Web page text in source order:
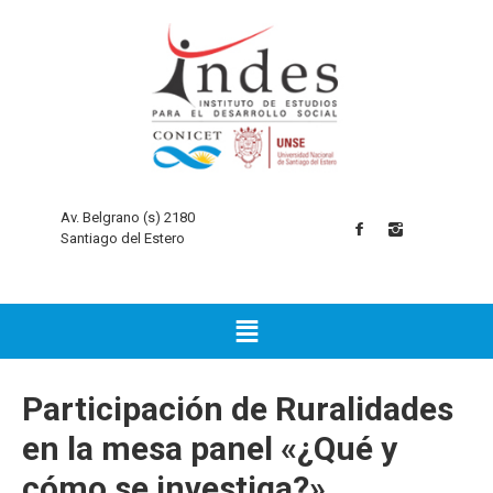
Av. Belgrano (s) 2180
Santiago del Estero
Participación de Ruralidades
en la mesa panel «¿Qué y